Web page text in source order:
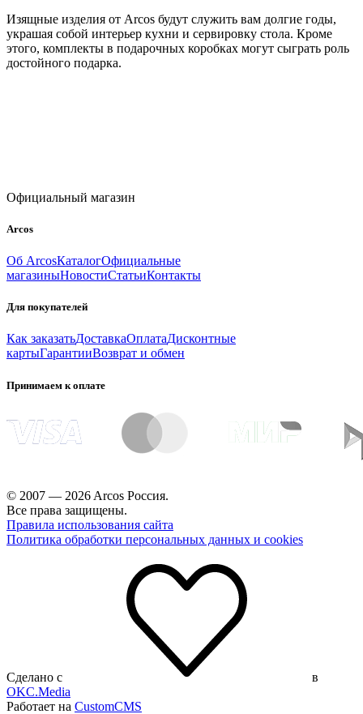
Изящные изделия от Arcos будут служить вам долгие годы,
украшая собой интерьер кухни и сервировку стола. Кроме
этого, комплекты в подарочных коробках могут сыграть роль
достойного подарка.
Официальный магазин
Arcos
Об ArcosКаталогОфициальные
магазиныНовостиСтатьиКонтакты
Для покупателей
Как заказатьДоставкаОплатаДисконтные
картыГарантииВозврат и обмен
Принимаем к оплате
© 2007 — 2026 Arcos Россия.
Все права защищены.
Правила использования сайта
Политика обработки персональных данных и cookies
Сделано с
в
OKC.Media
Работает на CustomCMS